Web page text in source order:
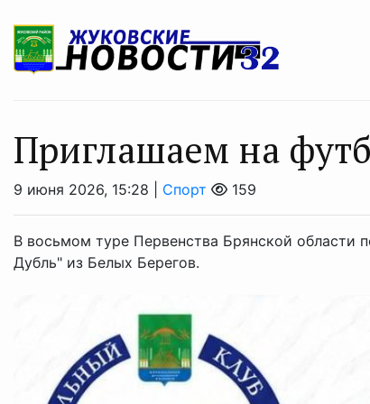
Приглашаем на
9 июня 2026, 15:28 | Спорт 159
В восьмом туре Первенства Брянской
Дубль" из Белых Берегов.